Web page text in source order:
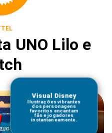
UNO Lilo e
Visual Disney
Ilustrações vibrantes
dos personagens
favoritos encantam
fãs e jogadores
instantaneamente.